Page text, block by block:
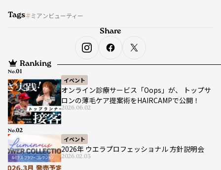
Tags ミアンビューティー
Ranking
イベント
オンライン診療サービス「Oops」が、 トップサ
ロンの薄毛ケア提案術をHAIRCAMPで公開！
2026.06.02
No.
イベント
2026年 ウエラプロフェッショナル 方針説明会
2026.02.03
No.
Share